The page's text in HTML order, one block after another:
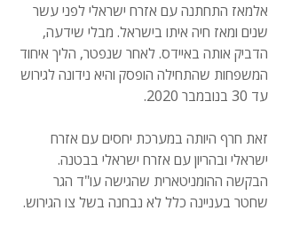
אלמאז התחתנה עם אזרח ישראלי לפני עשר
שנים ומאז חיה איתו בישראל. מבלי שידעה,
הדביק אותה באיידס. לאחר שנפטר, הליך איחוד
המשפחות שהתחילה הופסק והיא נידונה לגירוש
עד 30 בנובמבר 2020.
זאת חרף היותה במערכת יחסים עם אזרח
ישראלי ובהריון עם אזרח ישראלי בבטנה.
הבקשה ההומניטארית שהגישה עו"ד הגר
שחטר בעניינה כלל לא נבחנה בשל צו הגירוש.